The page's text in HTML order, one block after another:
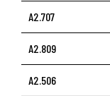
A2.707
A2.809
A2.506